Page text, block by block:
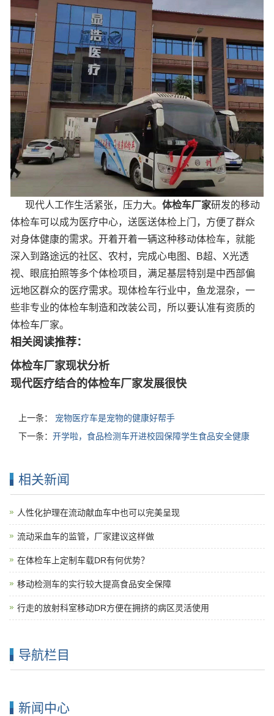
现代人工作生活紧张，压力大。 体检车厂家研发的移动
体检车可以成为医疗中心，送医送体检上门，方便了群众
对身体健康的需求。开着开着一辆这种移动体检车，就能
深入到路途远的社区、农村，完成心电图、B超、X光透
视、眼底拍照等多个体检项目，满足基层特别是中西部偏
远地区群众的医疗需求。现体检车行业中，鱼龙混杂，一
些非专业的体检车制造和改装公司，所以要认准有资质的
体检车厂家。
相关阅读推荐：
体检车厂家现状分析
现代医疗结合的体检车厂家发展很快
上一条：
宠物医疗车是宠物的健康好帮手
下一条： 开学啦，食品检测车开进校园保障学生食品安全健康
相关新闻
人性化护理在流动献血车中也可以完美呈现
流动采血车的监管，厂家建议这样做
在体检车上定制车载DR有何优势？
移动检测车的实行较大提高食品安全保障
行走的放射科室移动DR方便在拥挤的病区灵活使用
导航栏目
新闻中心